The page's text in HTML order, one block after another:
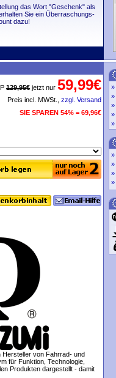
das Wort "Geschenk" als
Sie ein Überraschungs-
dazu!
129,95€ jetzt nur 59,99€
Preis incl. MWSt., zzgl. Versand
SIE SPAREN 54% = 69,96€
Hersteller von Fahrrad- und
für Funktion, Technologie,
Produkten dargestellt - damit
»
»
»
»
»
»
»
»
»